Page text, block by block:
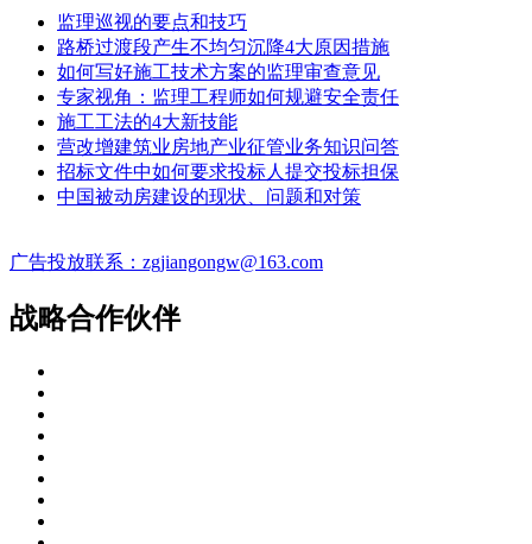
监理巡视的要点和技巧
路桥过渡段产生不均匀沉降4大原因措施
如何写好施工技术方案的监理审查意见
专家视角：监理工程师如何规避安全责任
施工工法的4大新技能
营改增建筑业房地产业征管业务知识问答
招标文件中如何要求投标人提交投标担保
中国被动房建设的现状、问题和对策
广告投放联系：zgjiangongw@163.com
战略合作伙伴